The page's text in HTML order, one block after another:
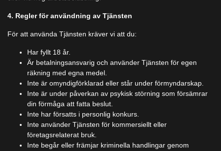
4. Regler för användning av Tjänsten
För att använda Tjänsten kräver vi att du:
Har fyllt 18 år.
Är betalningsansvarig och använder Tjänsten för egen
räkning med egna medel.
Inte är omyndigförklarad eller står under förmyndarskap.
Inte är under påverkan av psykisk störning som försämrar
din förmåga att fatta beslut.
Inte har försatts i personlig konkurs.
Inte använder Tjänsten för kommersiellt eller
företagsrelaterat bruk.
Inte begår eller främjar kriminella handlingar genom